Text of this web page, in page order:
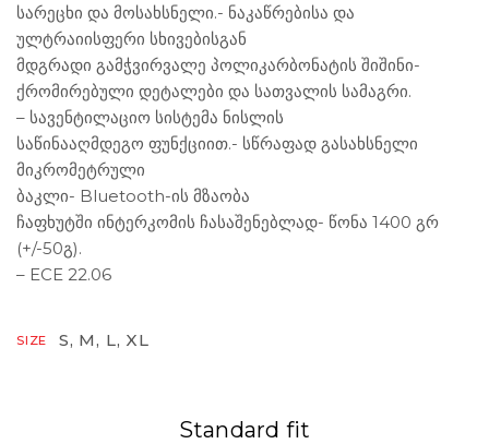
სარეცხი და მოსახსნელი.- ნაკაწრებისა და
ულტრაიისფერი სხივებისგან
მდგრადი გამჭვირვალე პოლიკარბონატის შიშინი-
ქრომირებული დეტალები და სათვალის სამაგრი.
– სავენტილაციო სისტემა ნისლის
საწინააღმდეგო ფუნქციით.- სწრაფად გასახსნელი
მიკრომეტრული
ბაკლი- Bluetooth-ის მზაობა
ჩაფხუტში ინტერკომის ჩასაშენებლად- წონა 1400 გრ
(+/-50გ).
– ECE 22.06
SIZE S, M, L, XL
Standard fit